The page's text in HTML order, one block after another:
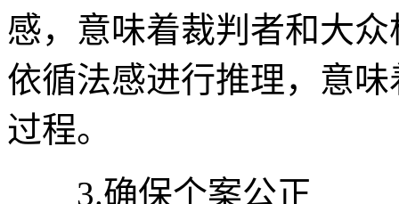
感，意味着裁判者和大
依循法感进行推理，意
过程。
3.确保个案公正